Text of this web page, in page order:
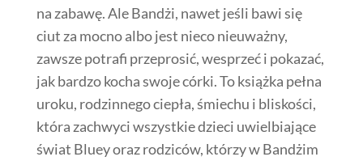
na zabawę. Ale Bandżi, nawet jeśli bawi się
ciut za mocno albo jest nieco nieuważny,
zawsze potrafi przeprosić, wesprzeć i pokazać,
jak bardzo kocha swoje córki. To książka pełna
uroku, rodzinnego ciepła, śmiechu i bliskości,
która zachwyci wszystkie dzieci uwielbiające
świat Bluey oraz rodziców, którzy w Bandżim